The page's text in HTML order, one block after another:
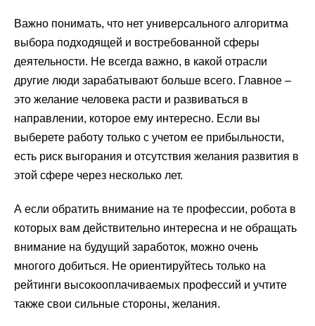
Важно понимать, что нет универсального алгоритма
выбора подходящей и востребованной сферы
деятельности. Не всегда важно, в какой отрасли
другие люди зарабатывают больше всего. Главное –
это желание человека расти и развиваться в
направлении, которое ему интересно. Если вы
выберете работу только с учетом ее прибыльности,
есть риск выгорания и отсутствия желания развития в
этой сфере через несколько лет.
А если обратить внимание на те профессии, робота в
которых вам действительно интересна и не обращать
внимание на будущий заработок, можно очень
многого добиться. Не ориентируйтесь только на
рейтинги высокооплачиваемых профессий и учтите
также свои сильные стороны, желания.